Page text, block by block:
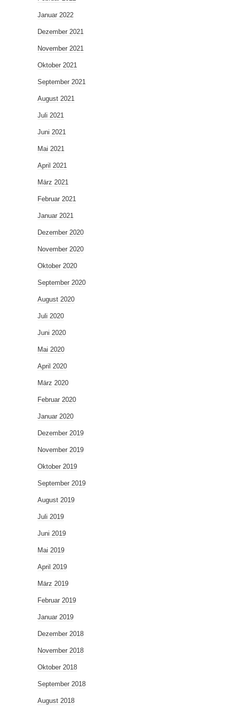
Januar 2022
Dezember 2021
November 2021
Oktober 2021
September 2021
August 2021
Juli 2021
Juni 2021
Mai 2021
April 2021
März 2021
Februar 2021
Januar 2021
Dezember 2020
November 2020
Oktober 2020
September 2020
August 2020
Juli 2020
Juni 2020
Mai 2020
April 2020
März 2020
Februar 2020
Januar 2020
Dezember 2019
November 2019
Oktober 2019
September 2019
August 2019
Juli 2019
Juni 2019
Mai 2019
April 2019
März 2019
Februar 2019
Januar 2019
Dezember 2018
November 2018
Oktober 2018
September 2018
August 2018